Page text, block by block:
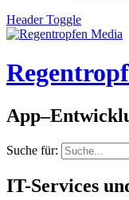
Header Toggle
Suche für:
IT-Services